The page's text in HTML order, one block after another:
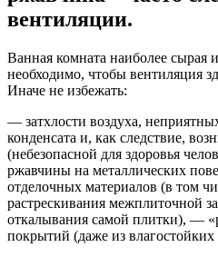
вентиляции.
Ванная комната наиболее сырая
необходимо, чтобы вентиляция
Иначе не избежать:
— затхлости воздуха,
конденсата и, как следствие,
(небезопасной для здоровья
ржавчины на металлических
отделочных материалов (в том
растрескивания межплиточной
откалывания самой плитки), —
покрытий (даже из влагостойких